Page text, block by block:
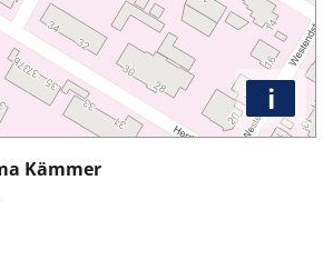
i
Kämmer